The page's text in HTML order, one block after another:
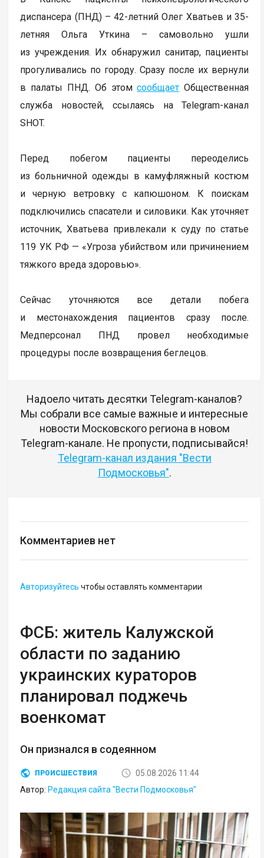
диспансера (ПНД) – 42-летний Олег Хватьев и 35-
летняя Ольга Уткина – самовольно ушли
из учреждения. Их обнаружил санитар, пациенты
прогуливались по городу. Сразу после их вернули
в палаты ПНД. Об этомсообщает Общественная
служба новостей, ссылаясь на Telegram-канал
SHOT.
Перед побегом пациенты переоделись
из больничной одежды в камуфляжный костюм
и черную ветровку с капюшоном. К поискам
подключились спасатели и силовики. Как уточняет
источник, Хватьева привлекали к суду по статье
119 УК РФ — «Угроза убийством или причинением
тяжкого вреда здоровью».
Сейчас уточняются все детали побега
и местонахождения пациентов сразу после.
Медперсонал ПНД провел необходимые
процедуры после возвращения беглецов.
Надоело читать десятки Telegram-каналов?
Мы собрали все самые важные и интересные
новости Московского региона в новом
Telegram-канале. Не пропусти, подписывайся!
Telegram-канал издания "Вести
Подмосковья".
Комментариев нет
Авторизуйтесь чтобы оставлять комментарии
ФСБ: житель Калужской
области по заданию
украинских кураторов
планировал поджечь
военкомат
Он признался в содеянном
ПРОИСШЕСТВИЯ
05.08.2026 11:44
Автор: Редакция сайта "Вести Подмосковья"